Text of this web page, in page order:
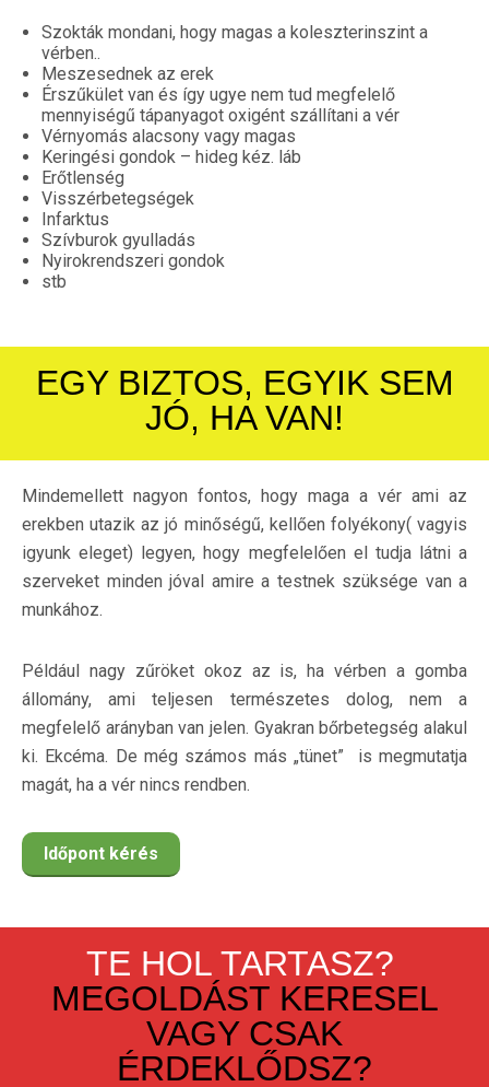
Szokták mondani, hogy magas a koleszterinszint a
vérben..
Meszesednek az erek
Érszűkület van és így ugye nem tud megfelelő
mennyiségű tápanyagot oxigént szállítani a vér
Vérnyomás alacsony vagy magas
Keringési gondok – hideg kéz. láb
Erőtlenség
Visszérbetegségek
Infarktus
Szívburok gyulladás
Nyirokrendszeri gondok
stb
EGY BIZTOS, EGYIK SEM
JÓ, HA VAN!
Mindemellett nagyon fontos, hogy maga a vér ami az
erekben utazik az jó minőségű, kellően folyékony( vagyis
igyunk eleget) legyen, hogy megfelelően el tudja látni a
szerveket minden jóval amire a testnek szüksége van a
munkához.
Például nagy zűröket okoz az is, ha vérben a gomba
állomány, ami teljesen természetes dolog, nem a
megfelelő arányban van jelen. Gyakran bőrbetegség alakul
ki. Ekcéma. De még számos más „tünet” is megmutatja
magát, ha a vér nincs rendben.
Időpont kérés
TE HOL TARTASZ?
MEGOLDÁST KERESEL
VAGY CSAK
ÉRDEKLŐDSZ?